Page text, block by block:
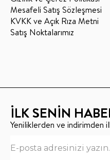
Mesafeli Satış Sözleşmesi
KVKK ve Açık Rıza Metni
Satış Noktalarımız
İLK SENİN
Yeniliklerden ve indirimden